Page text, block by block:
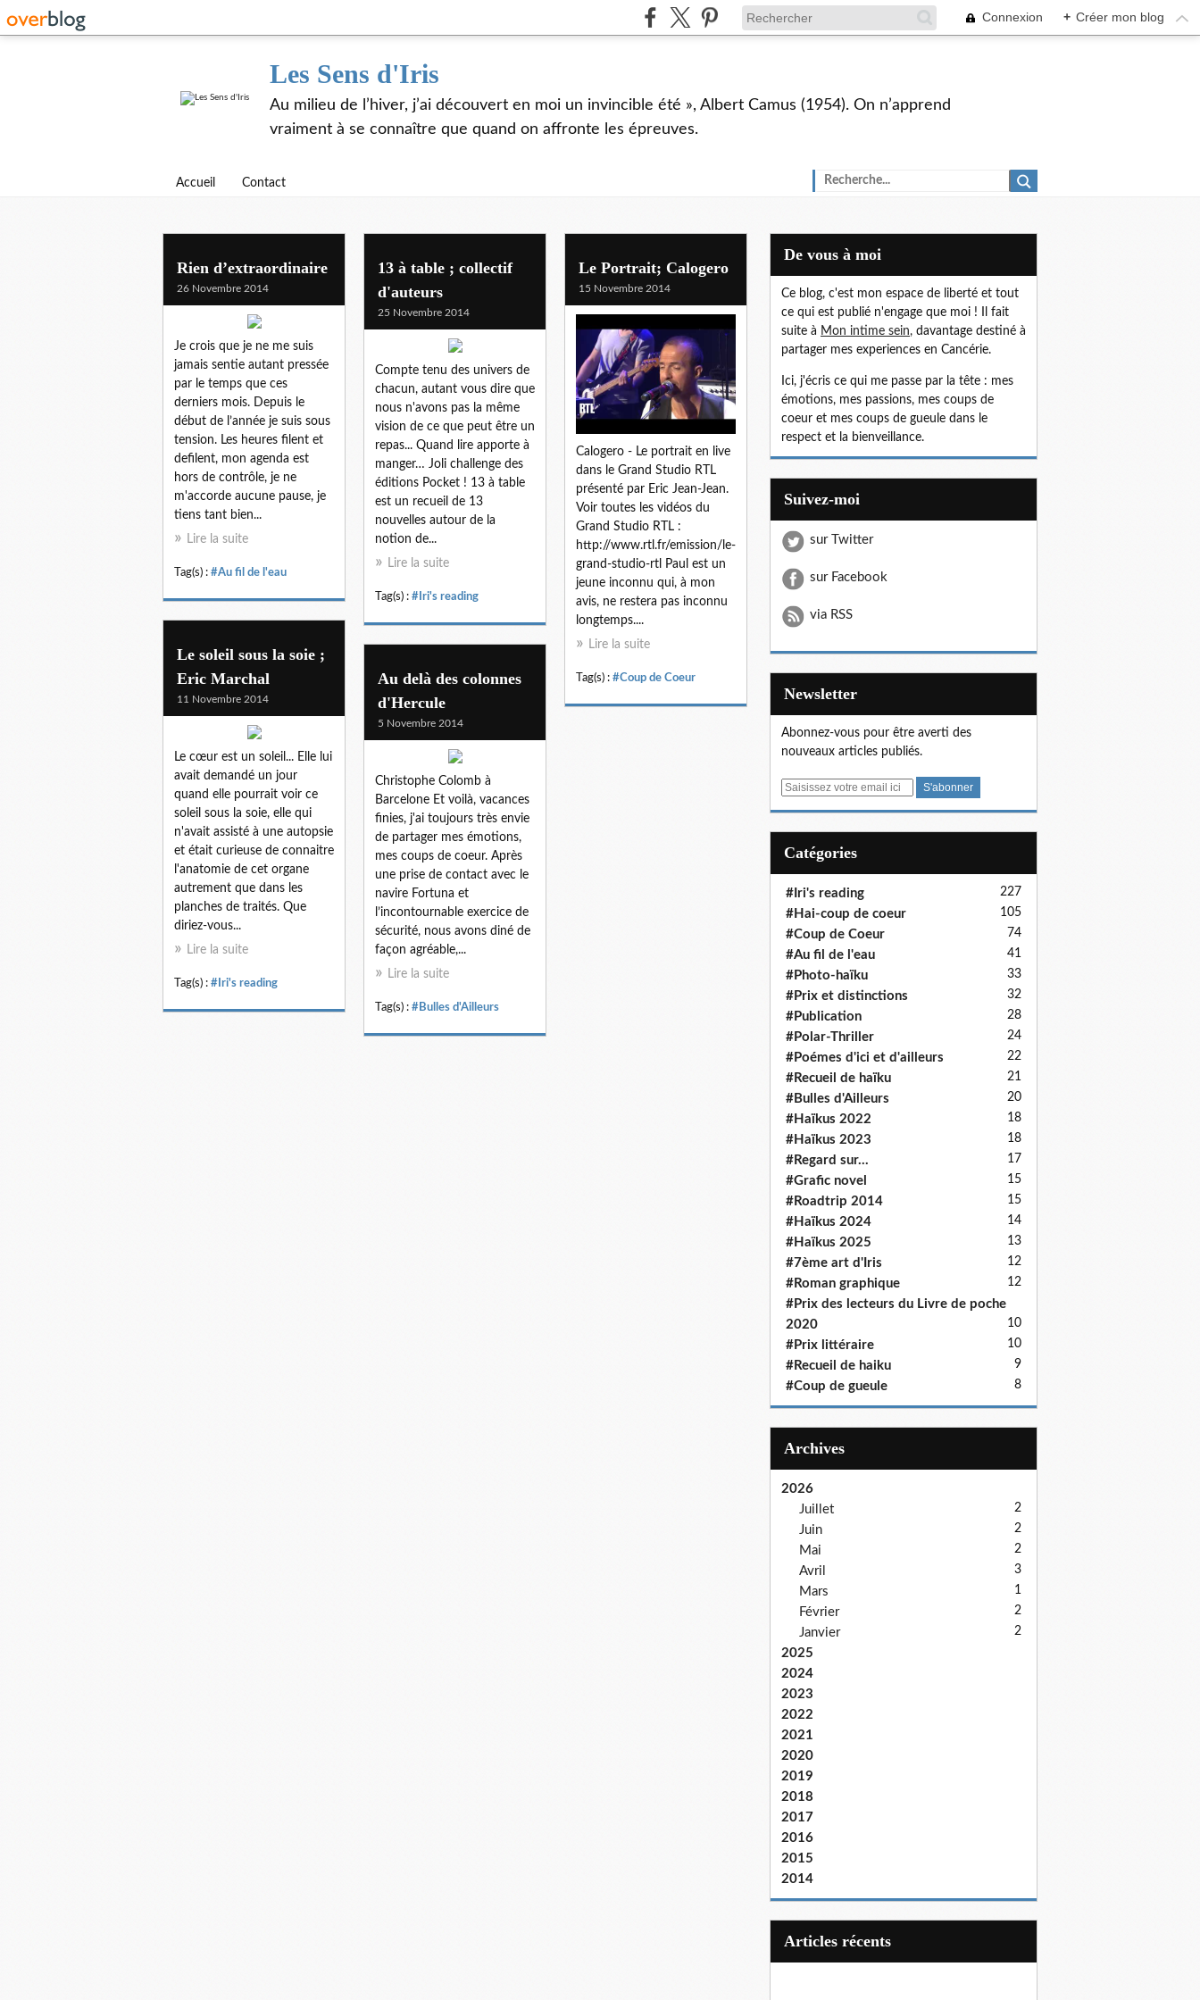
Connexion + Créer mon blog
Les Sens d'Iris
Au milieu de l’hiver, j’ai découvert en moi un invincible été », Albert Camus (1954). On n’apprend
vraiment à se connaître que quand on affronte les épreuves.
Accueil Contact
Rien d’extraordinaire
26 Novembre 2014
Je crois que je ne me suis
jamais sentie autant pressée
par le temps que ces
derniers mois. Depuis le
début de l’année je suis sous
tension. Les heures filent et
defilent, mon agenda est
hors de contrôle, je ne
m'accorde aucune pause, je
tiens tant bien...
Lire la suite
Tag(s) : #Au fil de l'eau
13 à table ; collectif
d'auteurs
25 Novembre 2014
Compte tenu des univers de
chacun, autant vous dire que
nous n'avons pas la même
vision de ce que peut être un
repas... Quand lire apporte à
manger… Joli challenge des
éditions Pocket ! 13 à table
est un recueil de 13
nouvelles autour de la
notion de...
Lire la suite
Tag(s) : #Iri's reading
Le Portrait; Calogero
15 Novembre 2014
Calogero - Le portrait en live
dans le Grand Studio RTL
présenté par Eric Jean-Jean.
Voir toutes les vidéos du
Grand Studio RTL :
http://www.rtl.fr/emission/le-
grand-studio-rtl Paul est un
jeune inconnu qui, à mon
avis, ne restera pas inconnu
longtemps....
Lire la suite
Tag(s) : #Coup de Coeur
Le soleil sous la soie ;
Eric Marchal
11 Novembre 2014
Le cœur est un soleil... Elle lui
avait demandé un jour
quand elle pourrait voir ce
soleil sous la soie, elle qui
n'avait assisté à une autopsie
et était curieuse de connaitre
l'anatomie de cet organe
autrement que dans les
planches de traités. Que
diriez-vous...
Lire la suite
Tag(s) : #Iri's reading
Au delà des colonnes
d'Hercule
5 Novembre 2014
Christophe Colomb à
Barcelone Et voilà, vacances
finies, j'ai toujours très envie
de partager mes émotions,
mes coups de coeur. Après
une prise de contact avec le
navire Fortuna et
l’incontournable exercice de
sécurité, nous avons diné de
façon agréable,...
Lire la suite
Tag(s) : #Bulles d'Ailleurs
De vous à moi
Ce blog, c'est mon espace de liberté et tout
ce qui est publié n'engage que moi ! Il fait
suite à Mon intime sein, davantage destiné à
partager mes experiences en Cancérie.
Ici, j'écris ce qui me passe par la tête : mes
émotions, mes passions, mes coups de
coeur et mes coups de gueule dans le
respect et la bienveillance.
Suivez-moi
sur Twitter
sur Facebook
via RSS
Newsletter
Abonnez-vous pour être averti des
nouveaux articles publiés.
E
Catégories
#Iri's reading 227
#Hai-coup de coeur 105
#Coup de Coeur 74
#Au fil de l'eau 41
#Photo-haïku 33
#Prix et distinctions 32
#Publication 28
#Polar-Thriller 24
#Poémes d'ici et d'ailleurs 22
#Recueil de haïku 21
#Bulles d'Ailleurs 20
#Haïkus 2022 18
#Haïkus 2023 18
#Regard sur... 17
#Grafic novel 15
#Roadtrip 2014 15
#Haïkus 2024 14
#Haïkus 2025 13
#7ème art d'Iris 12
#Roman graphique 12
#Prix des lecteurs du Livre de poche
2020
10
#Prix littéraire 10
#Recueil de haiku 9
#Coup de gueule 8
Archives
2026
Juillet
2
Juin 2
Mai 2
Avril 3
Mars 1
Février 2
Janvier 2
2025
2024
2023
2022
2021
2020
2019
2018
2017
2016
2015
2014
articles récents